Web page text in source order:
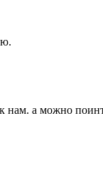
нам. а можно